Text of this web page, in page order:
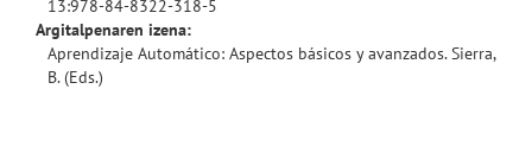
13:978-84-8322-318-5
Argitalpenaren izena:
Aprendizaje Automático: Aspectos básicos y avanzados. Sierra,
B. (Eds.)